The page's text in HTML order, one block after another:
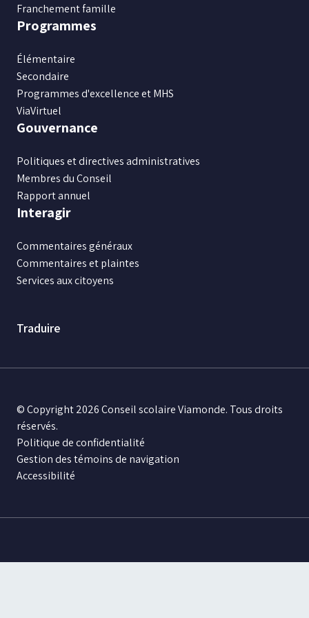
Franchement famille
Programmes
Élémentaire
Secondaire
Programmes d'excellence et MHS
ViaVirtuel
Gouvernance
Politiques et directives administratives
Membres du Conseil
Rapport annuel
Interagir
Commentaires généraux
Commentaires et plaintes
Services aux citoyens
Traduire
© Copyright 2026 Conseil scolaire Viamonde. Tous droits
réservés.
Politique de confidentialité
Gestion des témoins de navigation
Accessibilité